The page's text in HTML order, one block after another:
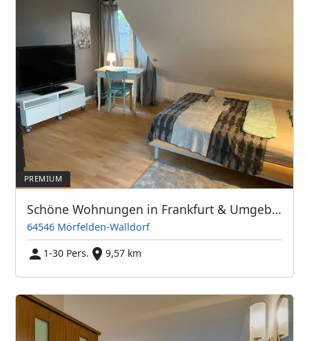
Schöne Wohnungen in Frankfurt & Umgebung - PIM APARTMENTS
64546 Mörfelden-Walldorf
1-30 Pers.
9,57 km